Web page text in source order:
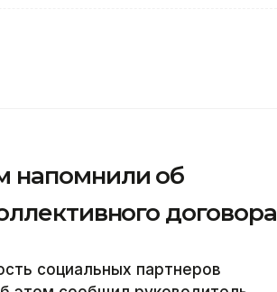
напомнили об
договора
социальных партнеров